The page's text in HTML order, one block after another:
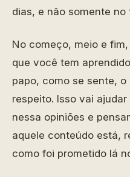
dias, e não somente no
No começo, meio e
que você tem
papo, como se sente,
respeito. Isso vai
nessa opiniões e
aquele conteúdo está,
como foi prometido lá